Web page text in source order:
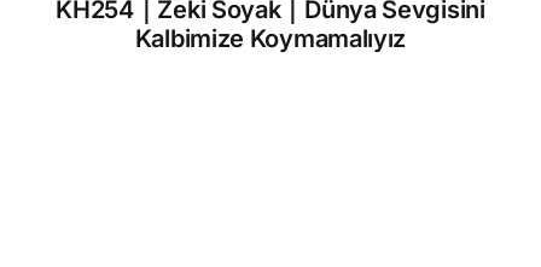
KH254｜Zeki Soyak｜Dünya Sevgisini
Kalbimize Koymamalıyız